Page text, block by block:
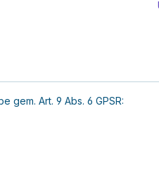
gem. Art. 9 Abs. 6 GPSR: